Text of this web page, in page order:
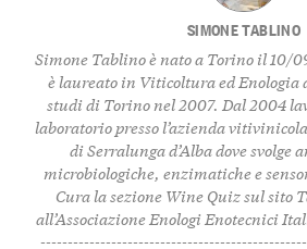
SIMONE TABLINO
Simone Tablino è nato a Torino il 10/
è laureato in Viticoltura ed Enologia
studi di Torino nel 2007. Dal 2004
laboratorio presso l’azienda
di Serralunga d’Alba dove svolge
microbiologiche, enzimatiche e
Cura la sezioneWine Quizsul sito
all’Associazione Enologi Enotecnici